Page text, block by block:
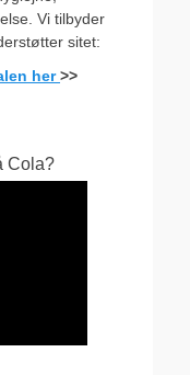
Vi tilbyder
sitet:
her>>
Cola?